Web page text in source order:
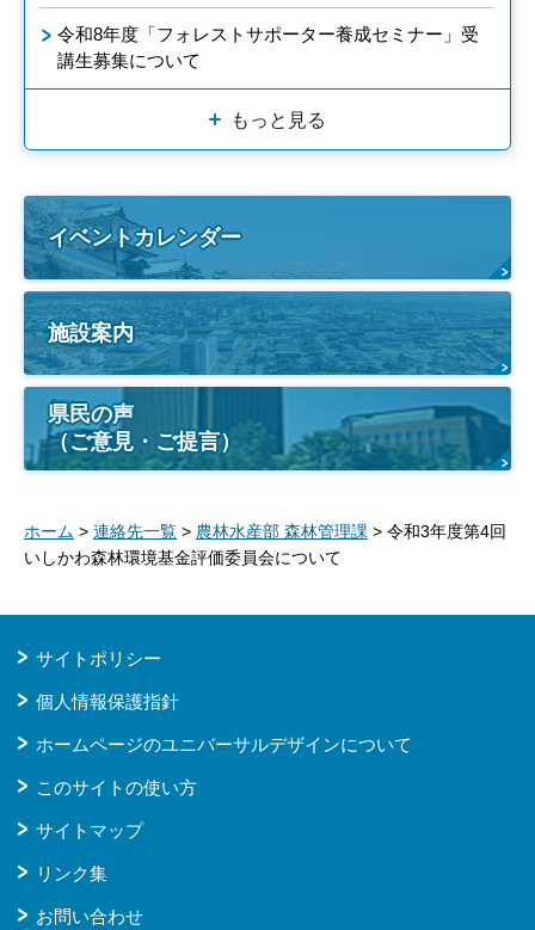
令和8年度「フォレストサポーター養成セミナー」受
講生募集について
もっと見る
イベントカレンダー
施設案内
県民の声
（ご意見・ご提言）
ホーム > 連絡先一覧 > 農林水産部 森林管理課 > 令和3年度第4回
いしかわ森林環境基金評価委員会について
サイトポリシー
個人情報保護指針
ホームページのユニバーサルデザインについて
このサイトの使い方
サイトマップ
リンク集
お問い合わせ